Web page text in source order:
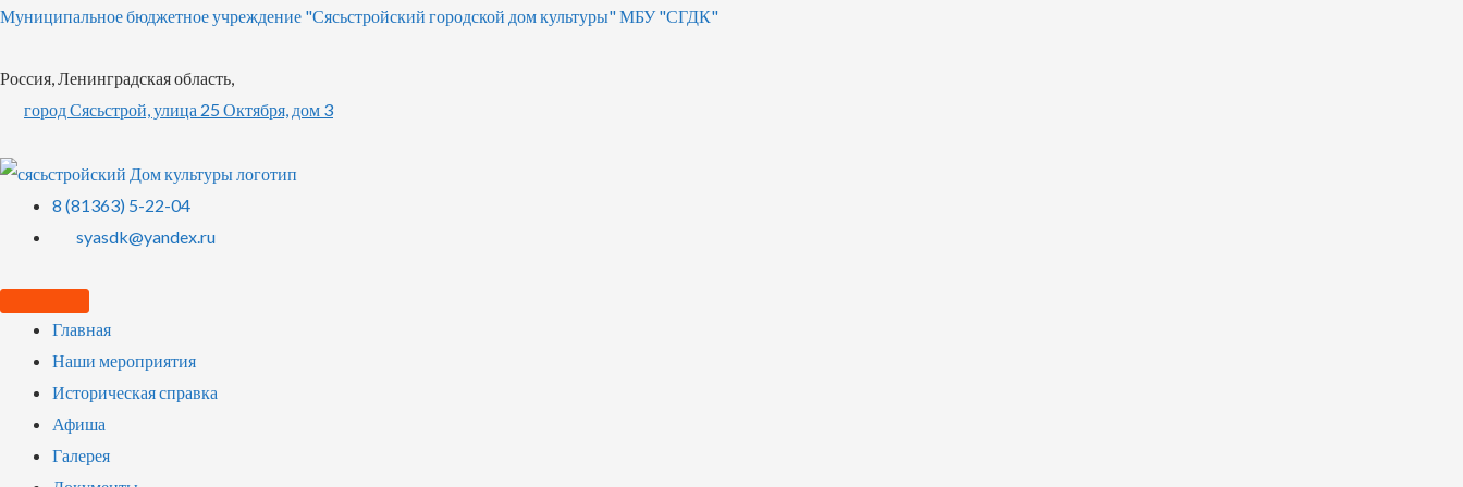
Муниципальное бюджетное учреждение "Сясьстройский городской дом культуры" МБУ "СГДК"
Россия, Ленинградская область,
город Сясьстрой, улица 25 Октября, дом 3
8 (81363) 5-22-04
syasdk@yandex.ru
Главная
Наши мероприятия
Историческая справка
Афиша
Галерея